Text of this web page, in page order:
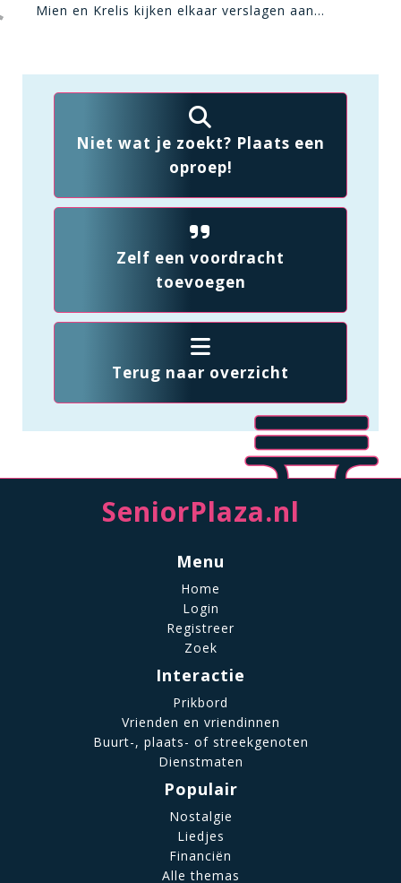
Mien en Krelis kijken elkaar verslagen aan…
Niet wat je zoekt? Plaats een
oproep!
Zelf een voordracht
toevoegen
Terug naar overzicht
SeniorPlaza.nl
Menu
Home
Login
Registreer
Zoek
Interactie
Prikbord
Vrienden en vriendinnen
Buurt-, plaats- of streekgenoten
Dienstmaten
Populair
Nostalgie
Liedjes
Financiën
Alle themas